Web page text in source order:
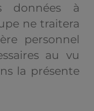
données à
ne traitera
personnel
au vu
la présente